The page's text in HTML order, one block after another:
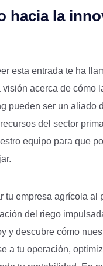
hacia la
esta entrada te ha
acerca de cómo
pueden ser un aliado
del sector
equipo para que
tu empresa agrícola al
del riego
y descubre cómo
a tu operación,